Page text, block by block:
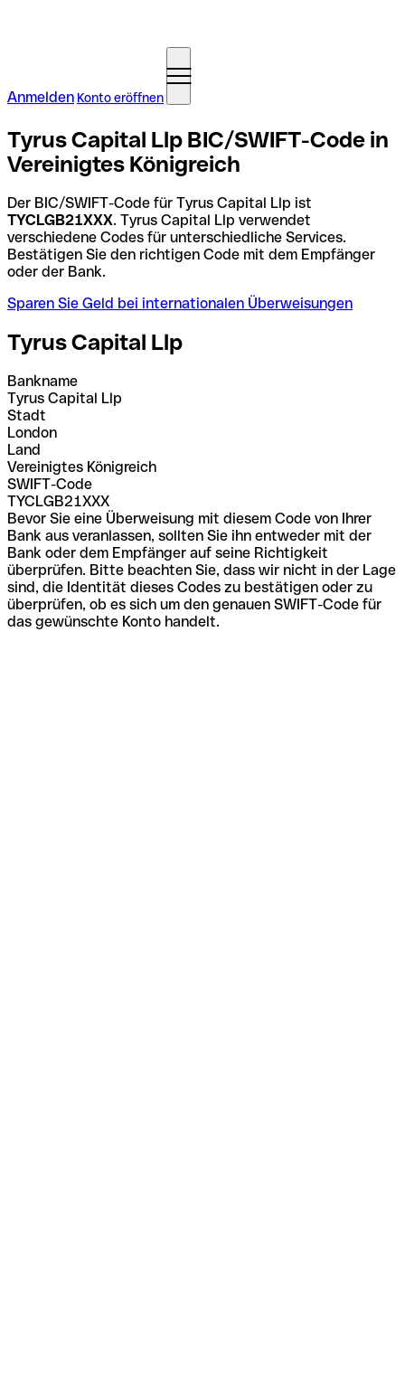
Anmelden Konto eröffnen
Tyrus Capital Llp BIC/SWIFT-Code in
Vereinigtes Königreich
Der BIC/SWIFT-Code für Tyrus Capital Llp ist
TYCLGB21XXX. Tyrus Capital Llp verwendet
verschiedene Codes für unterschiedliche Services.
Bestätigen Sie den richtigen Code mit dem Empfänger
oder der Bank.
Sparen Sie Geld bei internationalen Überweisungen
Tyrus Capital Llp
Bankname
Tyrus Capital Llp
Stadt
London
Land
Vereinigtes Königreich
SWIFT-Code
TYCLGB21XXX
Bevor Sie eine Überweisung mit diesem Code von Ihrer
Bank aus veranlassen, sollten Sie ihn entweder mit der
Bank oder dem Empfänger auf seine Richtigkeit
überprüfen. Bitte beachten Sie, dass wir nicht in der Lage
sind, die Identität dieses Codes zu bestätigen oder zu
überprüfen, ob es sich um den genauen SWIFT-Code für
das gewünschte Konto handelt.